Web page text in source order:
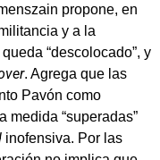
propone, en
y a la
“descolocado”, y
. Agrega que las
Pavón como
medida “superadas”
inofensiva. Por las